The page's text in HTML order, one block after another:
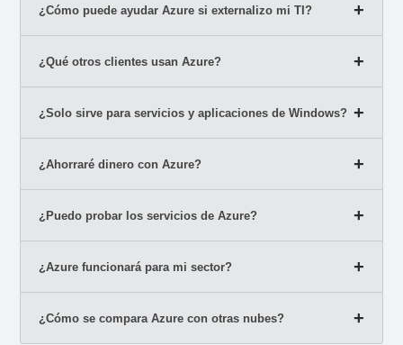
¿Cómo puede ayudar Azure si externalizo mi TI?
¿Qué otros clientes usan Azure?
¿Solo sirve para servicios y aplicaciones de Windows?
¿Ahorraré dinero con Azure?
¿Puedo probar los servicios de Azure?
¿Azure funcionará para mi sector?
¿Cómo se compara Azure con otras nubes?